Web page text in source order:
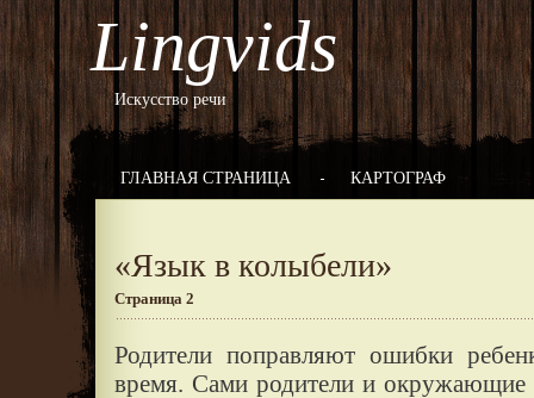
Lingvids
Искусство речи
ГЛАВНАЯ СТРАНИЦА КАРТОГРАФ
«Язык в колыбели»
Страница 2
Родители поправляют ошибки
время. Сами родители и окружающие